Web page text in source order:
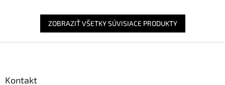
ZOBRAZIŤ VŠETKY SÚVISIACE PRODUKTY
Kontakt